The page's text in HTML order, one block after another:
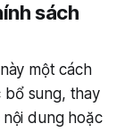
sách
một cách
bổ sung, thay
dung hoặc